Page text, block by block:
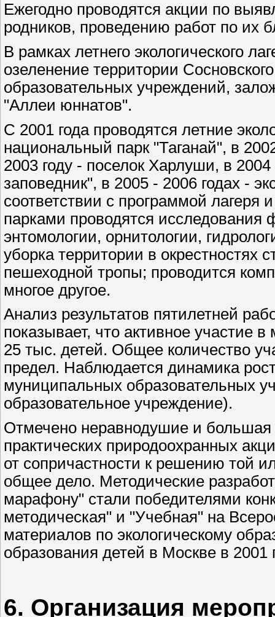
Ежегодно проводятся акции по
родников, проведению работ по их
В рамках летнего экологического
озеленение территории
образовательных учреждений,
"Аллеи юннатов".
С 2001 года проводятся летние
национальный парк "Таганай", в
2003 году - поселок Харлуши, в
заповедник", в 2005 - 2006 годах -
соответствии с программой
парками проводятся
энтомологии, орнитологии,
уборка территории в окрестностях
пешеходной тропы; проводится
многое другое.
Анализ результатов пятилетней
показывает, что активное участие
25 тыс. детей. Общее количество
предел. Наблюдается динамика
муниципальных образовательных
образовательное учреждение).
Отмечено неравнодушие и большая
практических природоохранных
от сопричастности к решению той
общее дело. Методические
марафону" стали победителями
методическая" и "Учебная" на
материалов по экологическому
образования детей в Москве в 2001
6. Организация